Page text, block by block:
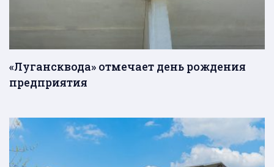
«Лугансквода» отмечает день рождения
предприятия